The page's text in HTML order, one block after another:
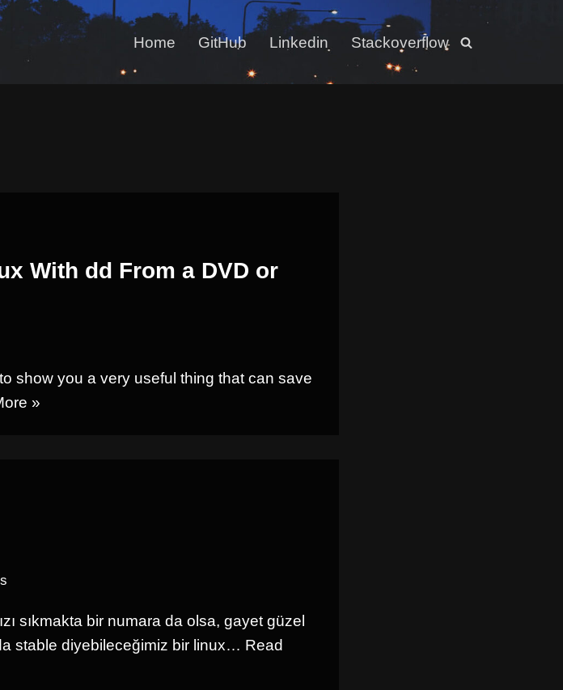
Home GitHub Linkedin Stackoverflow
With dd From a DVD or
show you a very useful thing that can save
»
sıkmakta bir numara da olsa, gayet güzel
stable diyebileceğimiz bir linux… Read